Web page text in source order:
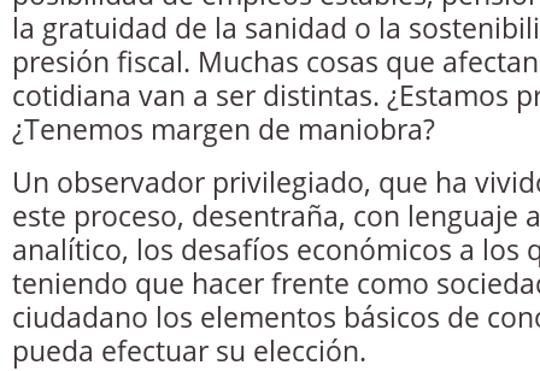
la gratuidad de la sanidad o la
presión fiscal. Muchas cosas que
cotidiana van a ser distintas. ¿Estamos
¿Tenemos margen de maniobra?
Un observador privilegiado, que ha
este proceso, desentraña, con lenguaje
analítico, los desafíos económicos a los
teniendo que hacer frente como
ciudadano los elementos básicos de
pueda efectuar su elección.